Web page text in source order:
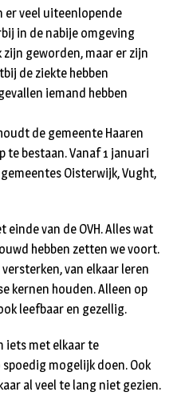
er veel uiteenlopende
in de nabije omgeving
geworden, maar er zijn
de ziekte hebben
iemand hebben
de gemeente Haaren
te bestaan. Vanaf 1 januari
Oisterwijk, Vught,
van de OVH. Alles wat
hebben zetten we voort.
van elkaar leren
kernen houden. Alleen op
leefbaar en gezellig.
iets met elkaar te
mogelijk doen. Ook
al veel te lang niet gezien.